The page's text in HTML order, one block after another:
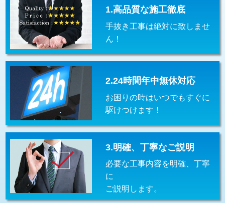
交換・取付（タンク） 22,000円+材料費
交換・取付(単水栓（壁付・デッキ
式）)
交換・取付(混合水栓（壁付・デッキ
式・ワンホール）)
交換・取付(排水栓・排水トラップ
（P/S/ポップアップ））
22,000円+材料費
交換・取付（その他部品） 11,000円+材料費
持込商品取付（単水栓） 13,200円
持込商品取付（混合水栓） 16,500円
持込商品取付（浄水器・分岐水栓） 16,500円
1.高品質な施工徹底
手抜き工事は絶対に致しませ
ん！
2.24時間年中無休対応
お困りの時はいつでもすぐに
駆けつけます！
3.明確、丁寧なご説明
必要な工事内容を明確、丁寧
に
ご説明します。